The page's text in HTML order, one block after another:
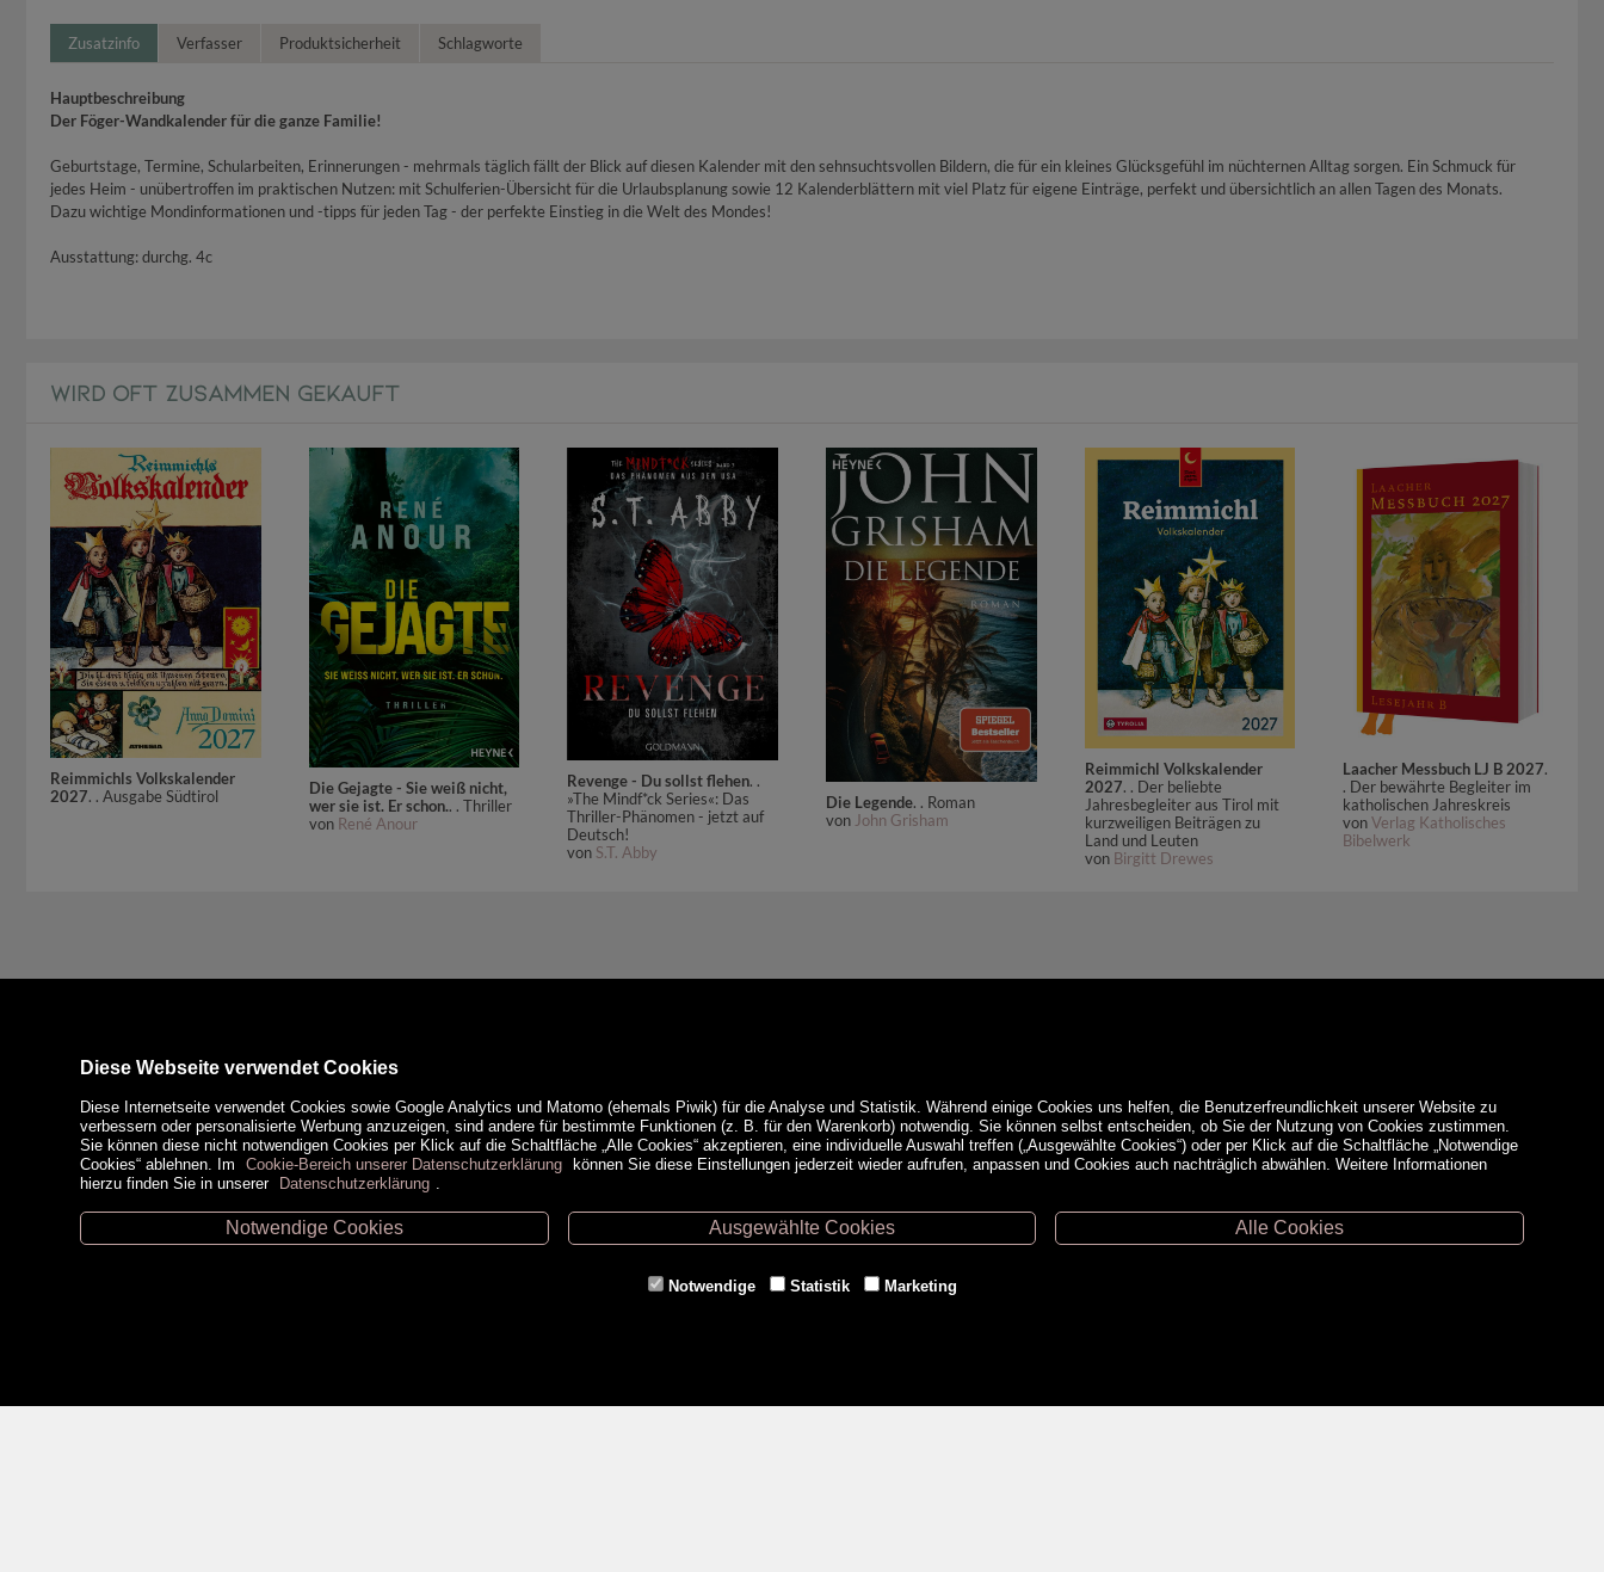
Zusatzinfo Verfasser Produktsicherheit Schlagworte
Hauptbeschreibung
Der Föger-Wandkalender für die ganze Familie!
Geburtstage, Termine, Schularbeiten, Erinnerungen - mehrmals täglich fällt der Blick auf diesen Kalender mit den sehnsuchtsvollen Bildern, die für ein kleines Glücksgefühl im nüchternen Alltag sorgen. Ein Schmuck für
jedes Heim - unübertroffen im praktischen Nutzen: mit Schulferien-Übersicht für die Urlaubsplanung sowie 12 Kalenderblättern mit viel Platz für eigene Einträge, perfekt und übersichtlich an allen Tagen des Monats.
Dazu wichtige Mondinformationen und -tipps für jeden Tag - der perfekte Einstieg in die Welt des Mondes!
Ausstattung: durchg. 4c
WIRD OFT ZUSAMMEN GEKAUFT
Reimmichls Volkskalender
2027. . Ausgabe Südtirol
Die Gejagte - Sie weiß nicht,
wer sie ist. Er schon.. . Thriller
von René Anour
Revenge - Du sollst flehen. .
»The Mindf*ck Series«: Das
Thriller-Phänomen - jetzt auf
Deutsch!
von S.T. Abby
Die Legende. . Roman
von John Grisham
Reimmichl Volkskalender
2027. . Der beliebte
Jahresbegleiter aus Tirol mit
kurzweiligen Beiträgen zu
Land und Leuten
von Birgitt Drewes
Laacher Messbuch LJ B 2027.
. Der bewährte Begleiter im
katholischen Jahreskreis
vonVerlag Katholisches
Bibelwerk
Unsere Öffnungszeiten Zahlungsmethoden Service
Versandkosten
Diese Webseite verwendet Cookies
Diese Internetseite verwendet Cookies sowie Google Analytics und Matomo (ehemals Piwik) für die Analyse und Statistik. Während einige Cookies uns helfen, die Benutzerfreundlichkeit unserer Website zu
verbessern oder personalisierte Werbung anzuzeigen, sind andere für bestimmte Funktionen (z. B. für den Warenkorb) notwendig. Sie können selbst entscheiden, ob Sie der Nutzung von Cookies zustimmen.
Sie können diese nicht notwendigen Cookies per Klick auf die Schaltfläche „Alle Cookies“ akzeptieren, eine individuelle Auswahl treffen („Ausgewählte Cookies“) oder per Klick auf die Schaltfläche „Notwendige
Cookies“ ablehnen. Im
Cookie-Bereich unserer Datenschutzerklärung
können Sie diese Einstellungen jederzeit wieder aufrufen, anpassen und Cookies auch nachträglich abwählen. Weitere Informationen
hierzu finden Sie in unserer
Datenschutzerklärung
Notwendige Cookies Ausgewählte Cookies Alle Cookies
Notwendige Statistik Marketing